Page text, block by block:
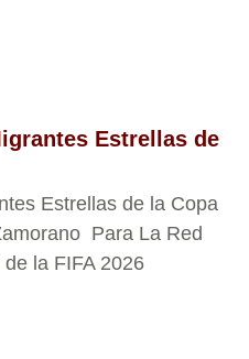
Estrellas de
Estrellas de la Copa
Para La Red
la FIFA 2026